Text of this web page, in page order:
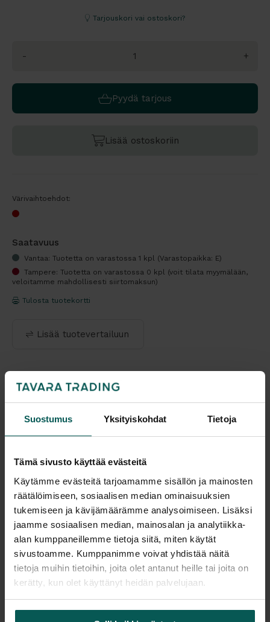
Suostumus Yksityiskohdat Tietoja
Tämä sivusto käyttää evästeitä
Käytämme evästeitä tarjoamamme sisällön ja mainosten
räätälöimiseen, sosiaalisen median ominaisuuksien
tukemiseen ja kävijämäärämme analysoimiseen. Lisäksi
jaamme sosiaalisen median, mainosalan ja analytiikka-
alan kumppaneillemme tietoja siitä, miten käytät
sivustoamme. Kumppanimme voivat yhdistää näitä
tietoja muihin tietoihin, joita olet antanut heille tai joita on
kerätty, kun olet käyttänyt heidän palvelujaan.
Tarjouskori vai ostoskori?
- +
Pyydä tarjous
Lisää ostoskoriin
Värivaihtoehdot:
Saatavuus
Vantaa: Tuotetta on varastossa 1 kpl (Varastopaikka: E)
Tampere: Tuotetta on varastossa 0 kpl (voit tilata myymälään,
veloitamme mahdollisesti siirtomaksun)
Tulosta tuotekortti
Lisää tuotevertailuun
Kaikki valmistajan tuotteet tilattavissa kauttamme.
Tuotekuvaus
MALMSTOLEN 4000 HIGH – työtuoli, joka
täydentää sinua.Tuoli kuuluu Malmstolenin
INDIVIDUALsarjaan, joka kattaa Malmstolenin
ergonomisesti edistyneimmät ja hienoimmat tuolit,
jotka on tarkoitettu nimensä mukaisesti
yksilölliseen istumiseen. Laajat säädöt
taaten parhaan mahdollisen ergonomian
Lisätiedot